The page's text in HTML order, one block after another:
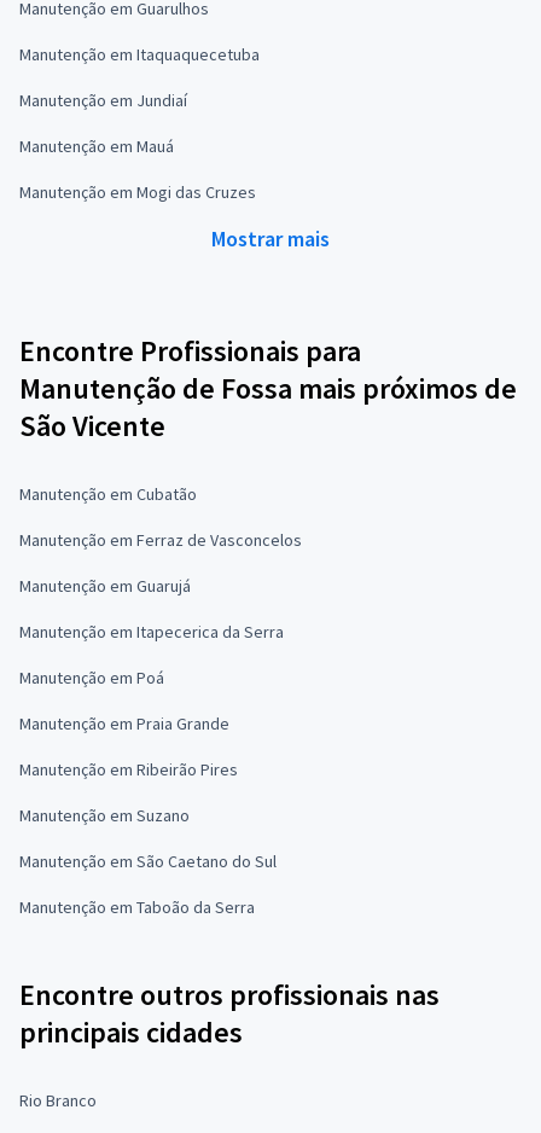
Manutenção em Guarulhos
Manutenção em Itaquaquecetuba
Manutenção em Jundiaí
Manutenção em Mauá
Manutenção em Mogi das Cruzes
Mostrar mais
Encontre Profissionais para
Manutenção de Fossa mais próximos de
São Vicente
Manutenção em Cubatão
Manutenção em Ferraz de Vasconcelos
Manutenção em Guarujá
Manutenção em Itapecerica da Serra
Manutenção em Poá
Manutenção em Praia Grande
Manutenção em Ribeirão Pires
Manutenção em Suzano
Manutenção em São Caetano do Sul
Manutenção em Taboão da Serra
Encontre outros profissionais nas
principais cidades
Rio Branco